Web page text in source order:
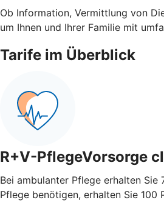
Ob Information, Vermittlung von
um Ihnen und Ihrer Familie mit
Tarife im Überblick
R+V-PflegeVorsorge
Bei ambulanter Pflege erhalten
Pflege benötigen, erhalten Sie